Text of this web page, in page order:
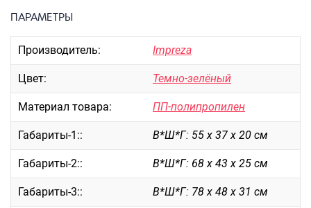
Аксессуары
ЧЕХЛЫ ДЛЯ ЧЕМОДАНОВ
Мешки для обуви
Пеналы для школы
Новинки
Багаж
Чемоданы оптом
ПАРАМЕТРЫ
Производитель: Impreza
Цвет: Темно-зелёный
Материал товара: ПП-полипропилен
Габариты-1:: В*Ш*Г: 55 х 37 х 20 см
Габариты-2:: В*Ш*Г: 68 х 43 х 25 см
Габариты-3:: В*Ш*Г: 78 х 48 х 31 см